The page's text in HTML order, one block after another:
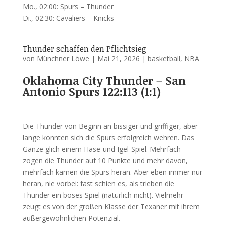
Mo., 02:00: Spurs – Thunder
Di., 02:30: Cavaliers – Knicks
Thunder schaffen den Pflichtsieg
von Münchner Löwe | Mai 21, 2026 | basketball, NBA
Oklahoma City Thunder – San
Antonio Spurs 122:113 (1:1)
Die Thunder von Beginn an bissiger und griffiger, aber
lange konnten sich die Spurs erfolgreich wehren. Das
Ganze glich einem Hase-und Igel-Spiel. Mehrfach
zogen die Thunder auf 10 Punkte und mehr davon,
mehrfach kamen die Spurs heran. Aber eben immer nur
heran, nie vorbei: fast schien es, als trieben die
Thunder ein böses Spiel (natürlich nicht). Vielmehr
zeugt es von der großen Klasse der Texaner mit ihrem
außergewöhnlichen Potenzial.